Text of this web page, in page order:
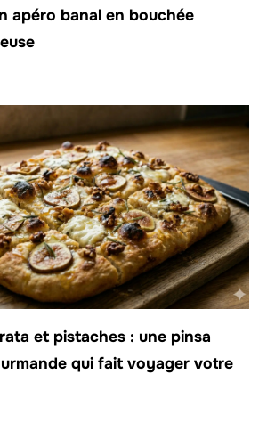
apéro banal en bouchée
et pistaches : une pinsa
qui fait voyager votre